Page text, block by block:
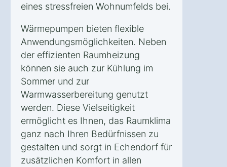
eines stressfreien Wohnumfelds bei.
Wärmepumpen bieten flexible
Anwendungsmöglichkeiten. Neben
der effizienten Raumheizung
können sie auch zur Kühlung im
Sommer und zur
Warmwasserbereitung genutzt
werden. Diese Vielseitigkeit
ermöglicht es Ihnen, das Raumklima
ganz nach Ihren Bedürfnissen zu
gestalten und sorgt in Echendorf für
zusätzlichen Komfort in allen